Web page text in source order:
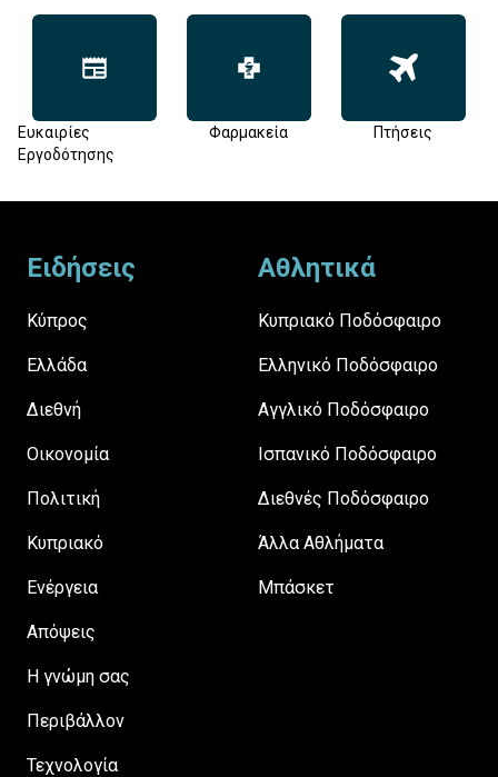
Ευκαιρίες
Εργοδότησης
Φαρμακεία Πτήσεις
Ειδήσεις
Κύπρος
Ελλάδα
Διεθνή
Οικονομία
Πολιτική
Κυπριακό
Ενέργεια
Απόψεις
H γνώμη σας
Περιβάλλον
Τεχνολογία
Αθλητικά
Κυπριακό Ποδόσφαιρο
Ελληνικό Ποδόσφαιρο
Αγγλικό Ποδόσφαιρο
Ισπανικό Ποδόσφαιρο
Διεθνές Ποδόσφαιρο
Άλλα Αθλήματα
Μπάσκετ